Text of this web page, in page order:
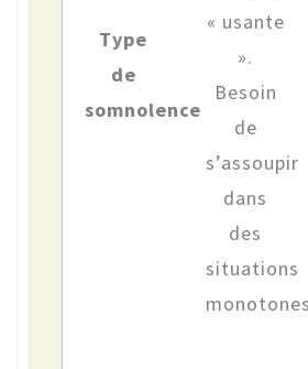
Type
de
somnolence
« usante
».
Besoin
de
s’assoupir
dans
des
situations